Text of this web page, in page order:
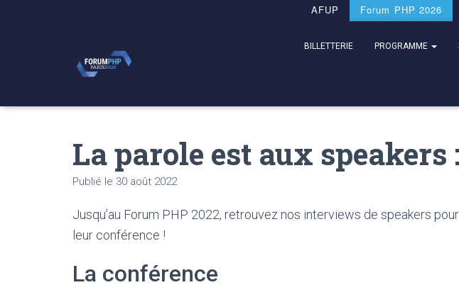
AFUP Forum PHP 2026
BILLETTERIE PROGRAMME
La parole est aux speakers
Publié le 30 août 2022
Jusqu’au Forum PHP 2022, retrouvez nos interviews de speakers
leur conférence !
La conférence